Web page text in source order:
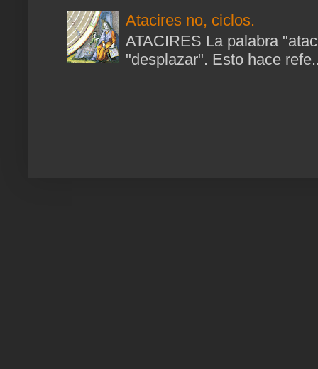
Atacires no, ciclos.
ATACIRES La palabra
"desplazar". Esto hace